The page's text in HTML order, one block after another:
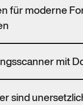
für moderne
mit
sind